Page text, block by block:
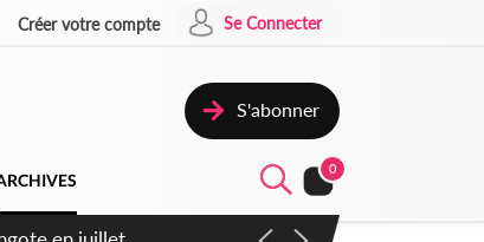
Créer votre compte Se Connecter
S'abonner
0